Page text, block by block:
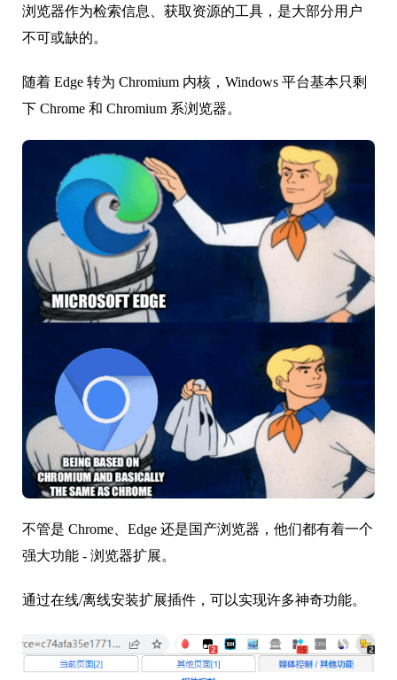
浏览器作为检索信息、获取资源的工具，是大部分用户
不可或缺的。
随着 Edge 转为 Chromium 内核，Windows 平台基本只剩
下 Chrome 和 Chromium 系浏览器。
不管是 Chrome、Edge 还是国产浏览器，他们都有着一个
强大功能 - 浏览器扩展。
通过在线/离线安装扩展插件，可以实现许多神奇功能。